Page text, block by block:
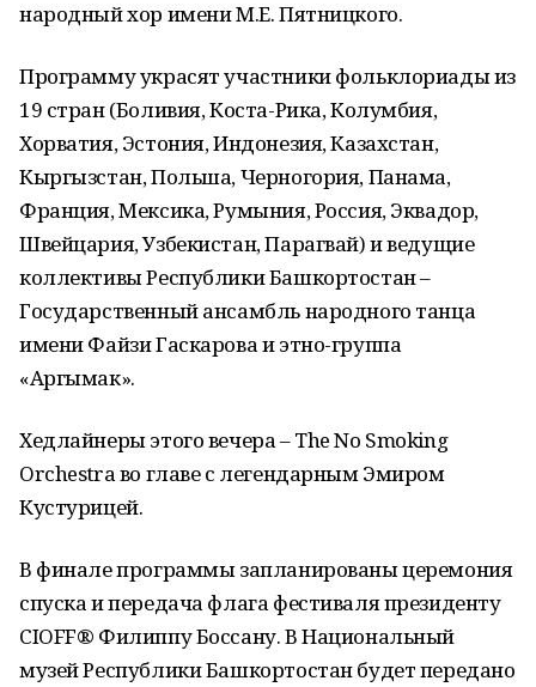
народный хор имени М.Е. Пятницкого.
Программу украсят участники фольклориады из
19 стран (Боливия, Коста-Рика, Колумбия,
Хорватия, Эстония, Индонезия, Казахстан,
Кыргызстан, Польша, Черногория, Панама,
Франция, Мексика, Румыния, Россия, Эквадор,
Швейцария, Узбекистан, Парагвай) и ведущие
коллективы Республики Башкортостан –
Государственный ансамбль народного танца
имени Файзи Гаскарова и этно-группа
«Аргымак».
Хедлайнеры этого вечера – The No Smoking
Orchestra во главе с легендарным Эмиром
Кустурицей.
В финале программы запланированы церемония
спуска и передача флага фестиваля президенту
CIOFF® Филиппу Боссану. В Национальный
музей Республики Башкортостан будет передано